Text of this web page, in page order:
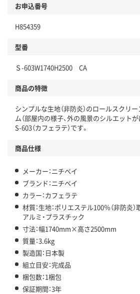
お申込番号
H854359
型番
Ｓ-603W1740H2500 CA
商品の特徴
シンプルな生地（非防炎）のロールスクリ
ム（部屋内の様子、外の風景のシルエット
S-603（カフェラテ）です。
商品仕様
メーカー：ニチベイ
ブランド：ニチベイ
カラー：カフェラテ
材質：生地：ポリエステル100％（非防炎）
アルミ・プラスチック
寸法：幅1740mm×高さ2500mm
質量：3.6kg
製造国：日本製
組立目安：完成品
梱包数：1梱包
保証期間：3年